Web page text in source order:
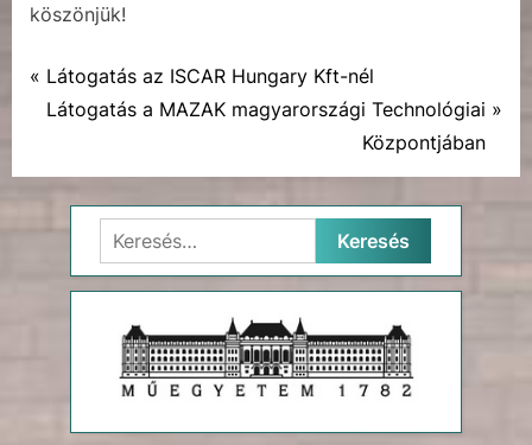
köszönjük!
Bejegyzés
navigáció
P
r
v
Látogatás az ISCAR Hungary Kft-nél
N
x
Látogatás a MAZAK magyarországi Technológiai
Központjában
Keresés: